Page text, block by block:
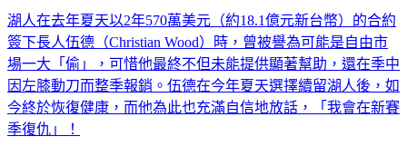
湖人在去年夏天以2年570萬美元（約18.1億元新台幣）的合約
簽下長人伍德（Christian Wood）時，曾被譽為可能是自由市
場一大「偷」，可惜他最終不但未能提供顯著幫助，還在季中
因左膝動刀而整季報銷。伍德在今年夏天選擇續留湖人後，如
今終於恢復健康，而他為此也充滿自信地放話，「我會在新賽
季復仇」！